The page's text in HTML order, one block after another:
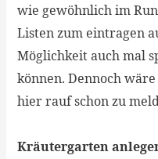
wie gewöhnlich im
Listen zum eintragen
Möglichkeit auch mal
können. Dennoch
hier rauf schon zu
Kräutergarten